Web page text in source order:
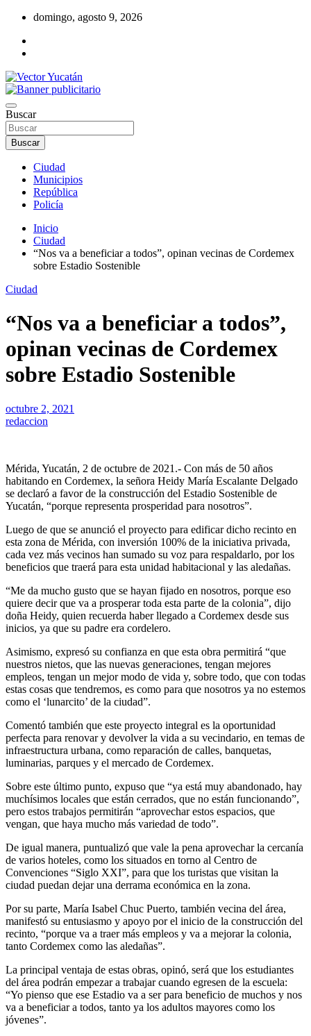
Saltar
contenido
domingo, agosto 9, 2026
Vector Yucatán
Buscar
Buscar
Ciudad
Municipios
República
Policía
Inicio
Ciudad
“Nos va a beneficiar a todos”, opinan vecinas de Cordemex
sobre Estadio Sostenible
Ciudad
“Nos va a beneficiar a todos”,
opinan vecinas de Cordemex
sobre Estadio Sostenible
octubre 2, 2021
redaccion
Mérida, Yucatán, 2 de octubre de 2021.- Con más de 50 años
habitando en Cordemex, la señora Heidy María Escalante Delgado
se declaró a favor de la construcción del Estadio Sostenible de
Yucatán, “porque representa prosperidad para nosotros”.
Luego de que se anunció el proyecto para edificar dicho recinto en
esta zona de Mérida, con inversión 100% de la iniciativa privada,
cada vez más vecinos han sumado su voz para respaldarlo, por los
beneficios que traerá para esta unidad habitacional y las aledañas.
“Me da mucho gusto que se hayan fijado en nosotros, porque eso
quiere decir que va a prosperar toda esta parte de la colonia”, dijo
doña Heidy, quien recuerda haber llegado a Cordemex desde sus
inicios, ya que su padre era cordelero.
Asimismo, expresó su confianza en que esta obra permitirá “que
nuestros nietos, que las nuevas generaciones, tengan mejores
empleos, tengan un mejor modo de vida y, sobre todo, que con todas
estas cosas que tendremos, es como para que nosotros ya no estemos
como el ‘lunarcito’ de la ciudad”.
Comentó también que este proyecto integral es la oportunidad
perfecta para renovar y devolver la vida a su vecindario, en temas de
infraestructura urbana, como reparación de calles, banquetas,
luminarias, parques y el mercado de Cordemex.
Sobre este último punto, expuso que “ya está muy abandonado, hay
muchísimos locales que están cerrados, que no están funcionando”,
pero estos trabajos permitirán “aprovechar estos espacios, que
vengan, que haya mucho más variedad de todo”.
De igual manera, puntualizó que vale la pena aprovechar la cercanía
de varios hoteles, como los situados en torno al Centro de
Convenciones “Siglo XXI”, para que los turistas que visitan la
ciudad puedan dejar una derrama económica en la zona.
Por su parte, María Isabel Chuc Puerto, también vecina del área,
manifestó su entusiasmo y apoyo por el inicio de la construcción del
recinto, “porque va a traer más empleos y va a mejorar la colonia,
tanto Cordemex como las aledañas”.
La principal ventaja de estas obras, opinó, será que los estudiantes
del área podrán empezar a trabajar cuando egresen de la escuela:
“Yo pienso que ese Estadio va a ser para beneficio de muchos y nos
va a beneficiar a todos, tanto ya los adultos mayores como los
jóvenes”.